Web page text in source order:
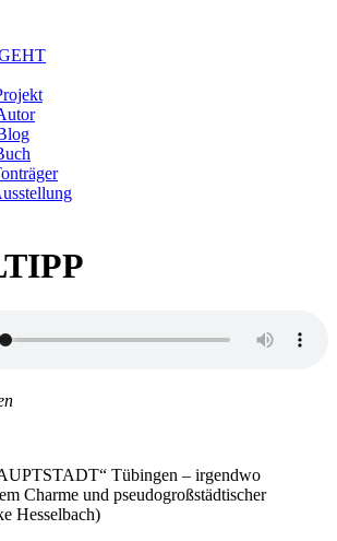
Tübingen – irgendwo
Charme und pseudogroßstädtischer
Hesselbach)